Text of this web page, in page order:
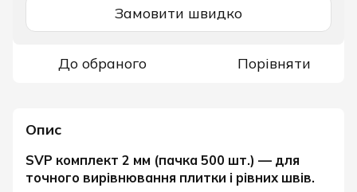
Замовити швидко
До обраного Порівняти
Опис
SVP комплект 2 мм (пачка 500 шт.) — для
точного вирівнювання плитки і рівних швів.